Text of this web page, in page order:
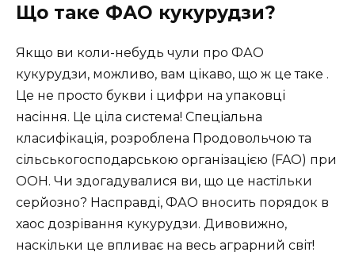
Що таке ФАО кукурудзи?
Якщо ви коли-небудь чули про ФАО
кукурудзи, можливо, вам цікаво, що ж це таке .
Це не просто букви і цифри на упаковці
насіння. Це ціла система! Спеціальна
класифікація, розроблена Продовольчою та
сільськогосподарською організацією (FAO) при
ООН. Чи здогадувалися ви, що це настільки
серйозно? Насправді, ФАО вносить порядок в
хаос дозрівання кукурудзи. Дивовижно,
наскільки це впливає на весь аграрний світ!